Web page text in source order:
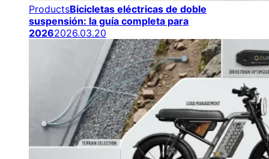
ProductsBicicletas eléctricas de doble
suspensión: la guía completa para
20262026.03.20